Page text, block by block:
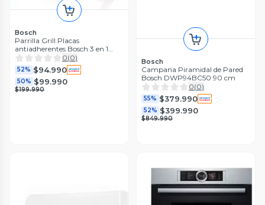
Bosch
Parrilla Grill Placas
antiadherentes Bosch 3 en 1
Color Rojo
0(0)
52% $94.990
50% $99.990
$199.990
Bosch
Campana Piramidal de Pared
Bosch DWP94BC50 90 cm
0(0)
55% $379.990
52% $399.990
$849.990